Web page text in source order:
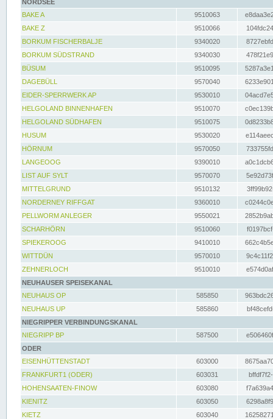
NORDSEE
BAKE A
9510063
BAKE Z
9510066
BORKUM FISCHERBALJE
9340020
BORKUM SÜDSTRAND
9340030
BÜSUM
9510095
DAGEBÜLL
9570040
EIDER-SPERRWERK AP
9530010
HELGOLAND BINNENHAFEN
9510070
HELGOLAND SÜDHAFEN
9510075
HUSUM
9530020
HÖRNUM
9570050
LANGEOOG
9390010
LIST AUF SYLT
9570070
MITTELGRUND
9510132
NORDERNEY RIFFGAT
9360010
PELLWORM ANLEGER
9550021
SCHARHÖRN
9510060
SPIEKEROOG
9410010
WITTDÜN
9570010
ZEHNERLOCH
9510010
NEUHAUSER SPEISEKANAL
NEUHAUS OP
585850
NEUHAUS UP
585860
NIEGRIPPER VERBINDUNGSKANAL
NIEGRIPP BP
587500
ODER
EISENHÜTTENSTADT
603000
FRANKFURT1 (ODER)
603031
HOHENSAATEN-FINOW
603080
KIENITZ
603050
KIETZ
603040